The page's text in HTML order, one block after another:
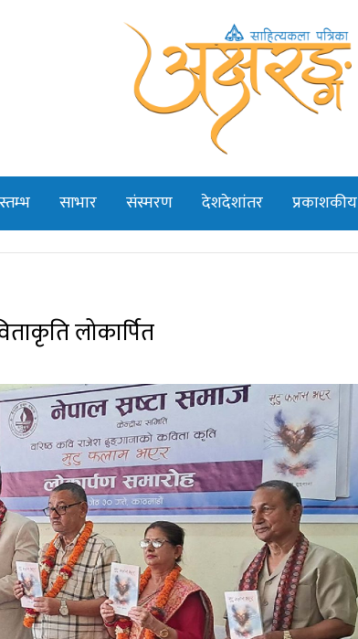
स्तम्भ साभार संस्मरण देशदेशांतर प्रकाशकीय
लोकार्पित